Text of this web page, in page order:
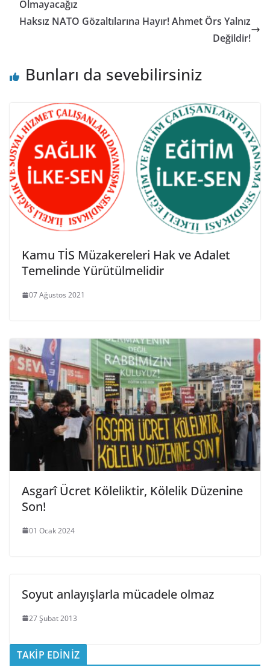
Olmayacağız
Haksız NATO Gözaltılarına Hayır! Ahmet Örs Yalnız
Değildir!
Bunları da sevebilirsiniz
Kamu TİS Müzakereleri Hak ve Adalet
Temelinde Yürütülmelidir
07 Ağustos 2021
Asgarî Ücret Köleliktir, Kölelik Düzenine
Son!
01 Ocak 2024
Soyut anlayışlarla mücadele olmaz
27 Şubat 2013
TAKİP EDİNİZ